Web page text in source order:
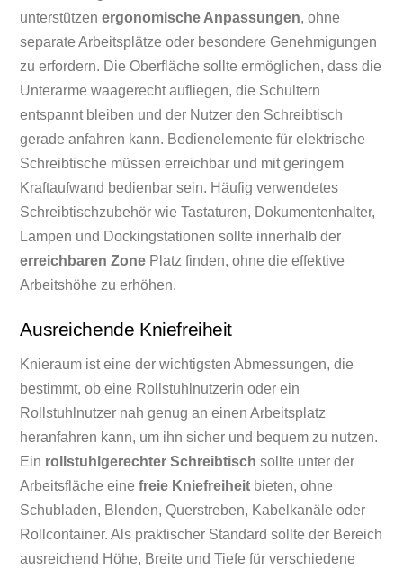
unterstützenergonomische Anpassungen, ohne
separate Arbeitsplätze oder besondere Genehmigungen
zu erfordern. Die Oberfläche sollte ermöglichen, dass die
Unterarme waagerecht aufliegen, die Schultern
entspannt bleiben und der Nutzer den Schreibtisch
gerade anfahren kann. Bedienelemente für elektrische
Schreibtische müssen erreichbar und mit geringem
Kraftaufwand bedienbar sein. Häufig verwendetes
Schreibtischzubehör wie Tastaturen, Dokumentenhalter,
Lampen und Dockingstationen sollte innerhalb der
erreichbaren Zone Platz finden, ohne die effektive
Arbeitshöhe zu erhöhen.
Ausreichende Kniefreiheit
Knieraum ist eine der wichtigsten Abmessungen, die
bestimmt, ob eine Rollstuhlnutzerin oder ein
Rollstuhlnutzer nah genug an einen Arbeitsplatz
heranfahren kann, um ihn sicher und bequem zu nutzen.
Ein rollstuhlgerechter Schreibtisch sollte unter der
Arbeitsfläche einefreie Kniefreiheit bieten, ohne
Schubladen, Blenden, Querstreben, Kabelkanäle oder
Rollcontainer. Als praktischer Standard sollte der Bereich
ausreichend Höhe, Breite und Tiefe für verschiedene